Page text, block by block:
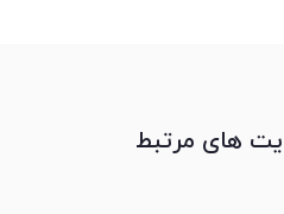
های مرتبط